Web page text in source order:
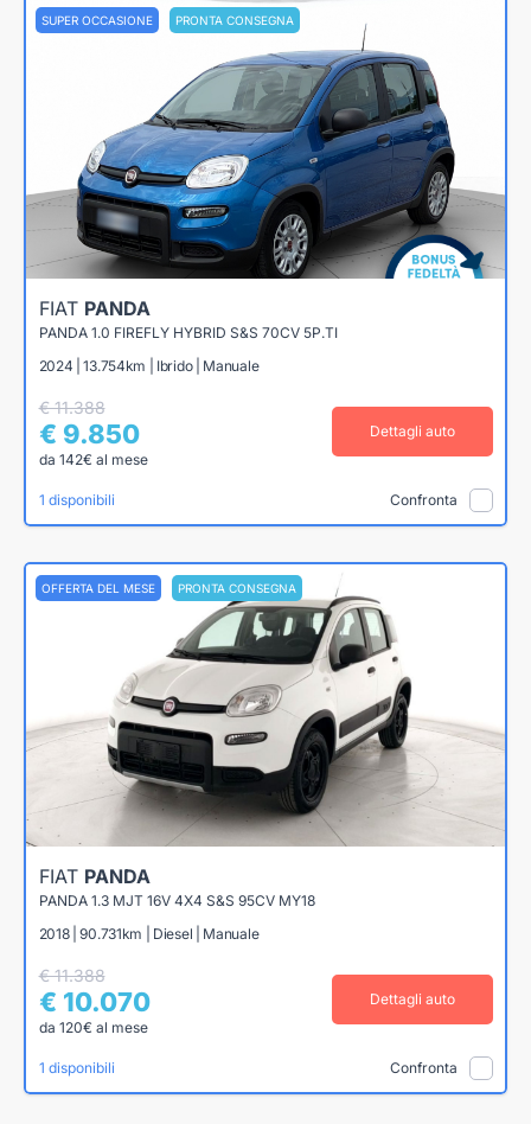
SUPER OCCASIONE PRONTA CONSEGNA
FIAT PANDA
PANDA 1.0 FIREFLY HYBRID S&S 70CV 5P.TI
2024 | 13.754km | Ibrido | Manuale
€ 11.388
€ 9.850
da 142€ al mese
Dettagli auto
1 disponibili Confronta
OFFERTA DEL MESE PRONTA CONSEGNA
FIAT PANDA
PANDA 1.3 MJT 16V 4X4 S&S 95CV MY18
2018 | 90.731km | Diesel | Manuale
€ 11.388
€ 10.070
da 120€ al mese
Dettagli auto
1 disponibili Confronta